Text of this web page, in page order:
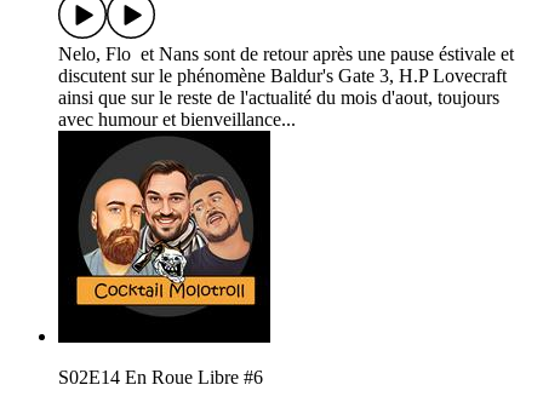
Nelo, Flo et Nans sont de retour après une pause éstivale et
discutent sur le phénomène Baldur's Gate 3, H.P Lovecraft
ainsi que sur le reste de l'actualité du mois d'aout, toujours
avec humour et bienveillance...
S02E14 En Roue Libre #6